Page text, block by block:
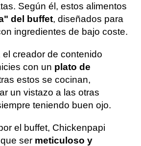
Según él, estos alimentos
del buffet, diseñados para
ingredientes de bajo coste.
creador de contenido
con un plato de
estos se cocinan,
un vistazo a las otras
teniendo buen ojo.
el buffet, Chickenpapi
ser meticuloso y